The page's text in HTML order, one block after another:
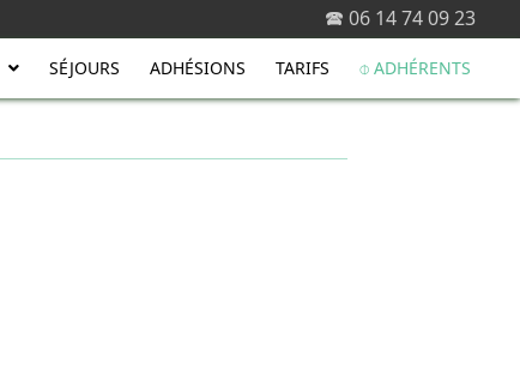
🕿 06 14 74 09 23
SÉJOURS ADHÉSIONS TARIFS ⌽ ADHÉRENTS